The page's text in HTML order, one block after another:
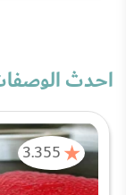
احدث
3.355